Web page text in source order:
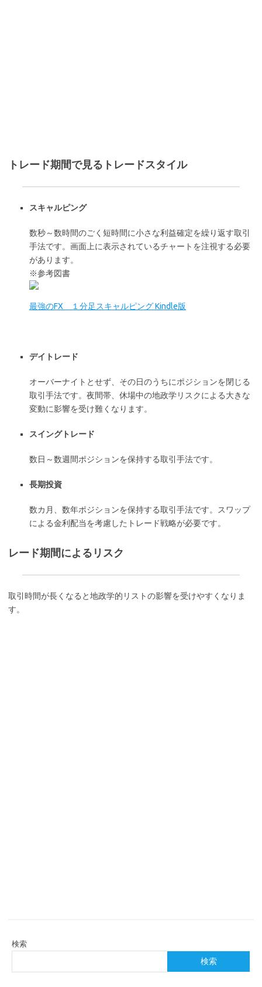
トレード期間で見るトレードスタイル
スキャルピング
数秒～数時間のごく短時間に小さな利益確定を繰り返す取引
手法です。画面上に表示されているチャートを注視する必要
があります。
※参考図書
最強のFX １分足スキャルピング Kindle版
デイトレード
オーバーナイトとせず、その日のうちにポジションを閉じる
取引手法です。夜間帯、休場中の地政学リスクによる大きな
変動に影響を受け難くなります。
スイングトレード
数日～数週間ポジションを保持する取引手法です。
長期投資
数カ月、数年ポジションを保持する取引手法です。スワップ
による金利配当を考慮したトレード戦略が必要です。
レード期間によるリスク
取引時間が長くなると地政学的リストの影響を受けやすくなりま
す。
検索
検索